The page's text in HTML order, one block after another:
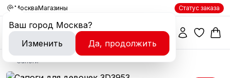
Москва
Ваш город Москва?
Изменить
Да, продолжить
Магазины Статус заказа
Сапоги